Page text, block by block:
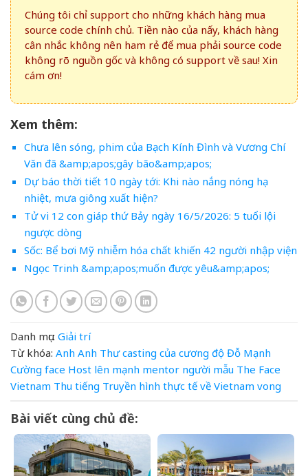
Chúng tôi chỉ support cho những khách hàng mua
source code chính chủ. Tiền nào của nấy, khách hàng
cân nhắc không nên ham rẻ để mua phải source code
không rõ nguồn gốc và không có support về sau! Xin
cám ơn!
Xem thêm:
Chưa lên sóng, phim của Bạch Kính Đình và Vương Chí
Văn đã &amp;apos;gây bão&amp;apos;
Dự báo thời tiết 10 ngày tới: Khi nào nắng nóng hạ
nhiệt, mưa giông xuất hiện?
Tử vi 12 con giáp thứ Bảy ngày 16/5/2026: 5 tuổi lội
ngược dòng
Sốc: Bể bơi Mỹ nhiễm hóa chất khiến 42 người nhập viện
Ngọc Trinh &amp;apos;muốn được yêu&amp;apos;
Danh mục: Giải trí
Từ khóa: Anh Anh Thư casting của cương độ Đỗ Mạnh
Cường face Host lên mạnh mentor người mẫu The Face
Vietnam Thu tiếng Truyền hình thực tế về Vietnam vong
Bài viết cùng chủ đề: